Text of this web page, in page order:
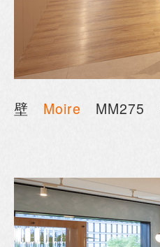
壁 Moire MM275